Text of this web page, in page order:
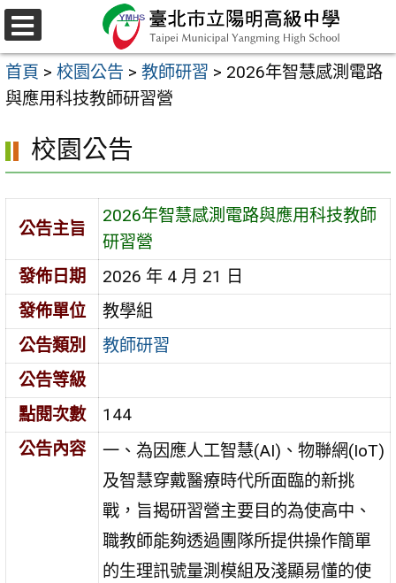
跳
至
主
要
容
區
選
單
首頁 > 校園公告 > 教師研習 > 2026年智慧感測電路
與應用科技教師研習營
校園公告
公告主旨
2026年智慧感測電路與應用科技教師
研習營
發佈日期
2026 年 4 月 21 日
發佈單位
教學組
公告類別
教師研習
公告等級
點閱次數
144
公告內容
一、為因應人工智慧(AI)、物聯網(IoT)
及智慧穿戴醫療時代所面臨的新挑
戰，旨揭研習營主要目的為使高中、
職教師能夠透過團隊所提供操作簡單
的生理訊號量測模組及淺顯易懂的使